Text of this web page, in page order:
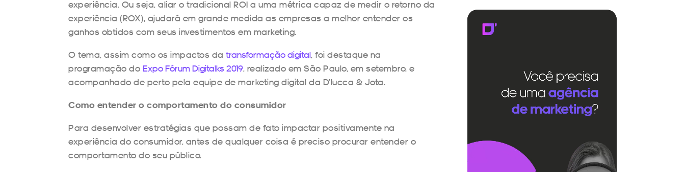
experiência. Ou seja, aliar o tradicional ROI a uma métrica capaz de medir o retorno da
experiência (ROX), ajudará em grande medida as empresas a melhor entender os
ganhos obtidos com seus investimentos em marketing.
O tema, assim como os impactos datransformação digital, foi destaque na
programação do Expo Fórum Digitalks 2019, realizado em São Paulo, em setembro, e
acompanhado de perto pela equipe de marketing digital da D’lucca & Jota.
Como entender o comportamento do consumidor
Para desenvolver estratégias que possam de fato impactar positivamente na
experiência do consumidor, antes de qualquer coisa é preciso procurar entender o
comportamento do seu público.